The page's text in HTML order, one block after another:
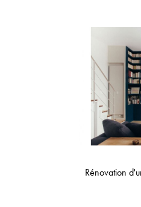
Rénovation